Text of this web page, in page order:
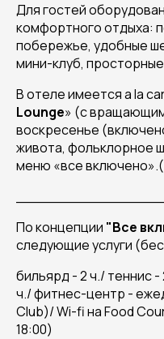
Для гостей
комфортного отдыха:
побережье, удобные
мини-клуб,
В отеле имеется аla
Lounge» (с
воскресенье
живота, фольклорное
меню «все
По концепции "Все
следующие услуги
бильярд - 2 ч./ теннис-
ч./фитнес-центр -
Club)/Wi-fiнаFood
18:00)